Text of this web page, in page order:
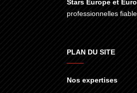
Stars Europe et
professionnelles
PLAN DU SITE
Nos expertises